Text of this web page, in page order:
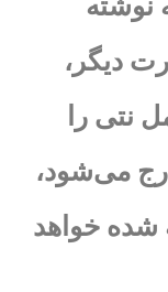
نوشته
دیگر،
نتی را
می‌شود،
شده خواهد